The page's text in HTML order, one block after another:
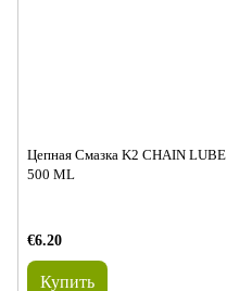
Цепная Смазка K2 CHAIN LUBE
500 ML
€6.20
Купить